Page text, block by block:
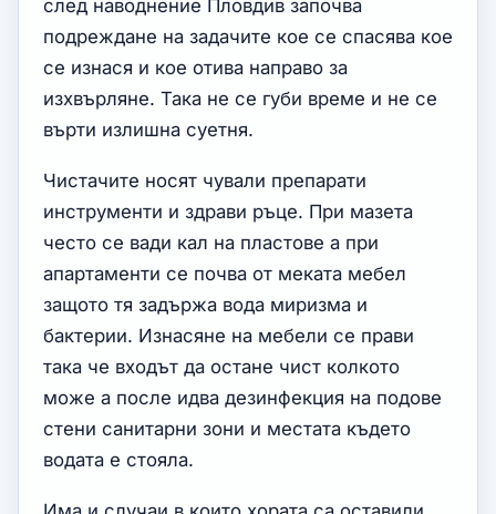
след наводнение Пловдив започва
подреждане на задачите кое се спасява кое
се изнася и кое отива направо за
изхвърляне. Така не се губи време и не се
върти излишна суетня.
Чистачите носят чували препарати
инструменти и здрави ръце. При мазета
често се вади кал на пластове а при
апартаменти се почва от меката мебел
защото тя задържа вода миризма и
бактерии. Изнасяне на мебели се прави
така че входът да остане чист колкото
може а после идва дезинфекция на подове
стени санитарни зони и местата където
водата е стояла.